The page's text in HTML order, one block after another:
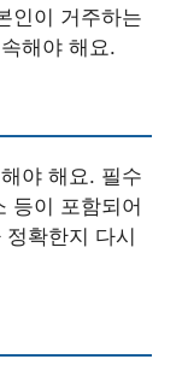
인이 거주하는
해야 해요.
야 해요. 필수
등이 포함되어
확한지 다시